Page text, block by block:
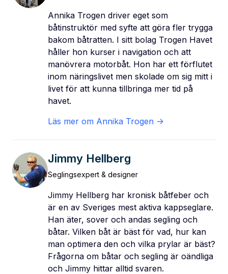
Annika Trogen driver eget som
båtinstruktör med syfte att göra fler trygga
bakom båtratten. I sitt bolag Trogen Havet
håller hon kurser i navigation och att
manövrera motorbåt. Hon har ett förflutet
inom näringslivet men skolade om sig mitt i
livet för att kunna tillbringa mer tid på
havet.
Läs mer om Annika Trogen ->
Jimmy Hellberg
Seglingsexpert & designer
Jimmy Hellberg har kronisk båtfeber och
är en av Sveriges mest aktiva kappseglare.
Han äter, sover och andas segling och
båtar. Vilken båt är bäst för vad, hur kan
man optimera den och vilka prylar är bäst?
Frågorna om båtar och segling är oändliga
och Jimmy hittar alltid svaren.